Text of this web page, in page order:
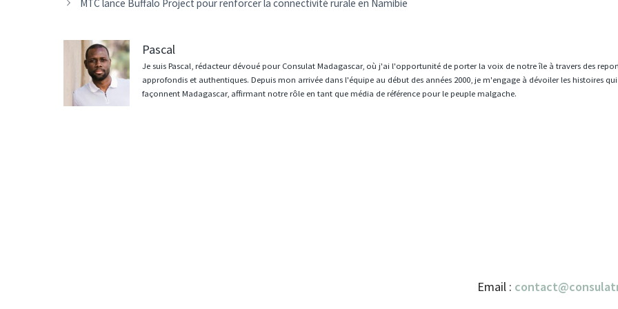
MTC lance Buffalo Project pour renforcer la connectivité rurale en Namibie
Pascal
Je suis Pascal, rédacteur dévoué pour Consulat Madagascar, où j'ai l'opportunité de porter la voix de notre île à travers des
approfondis et authentiques. Depuis mon arrivée dans l'équipe au début des années 2000, je m'engage à dévoiler les histoires qui
façonnent Madagascar, affirmant notre rôle en tant que média de référence pour le peuple malgache.
Email :